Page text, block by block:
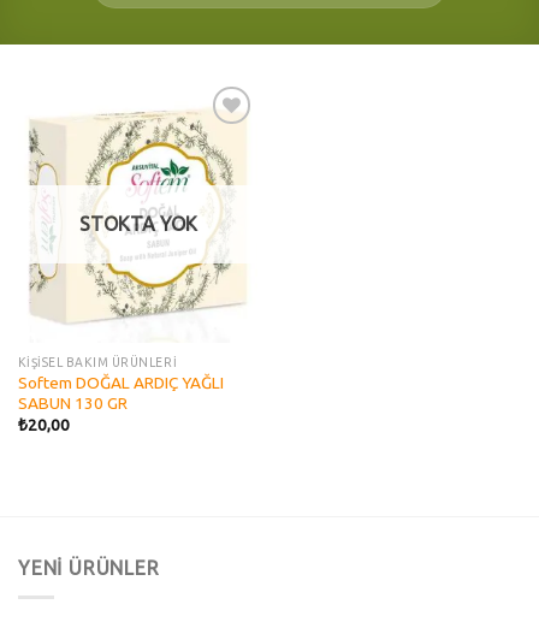
Add to
wishlist
STOKTA YOK
KİŞİSEL BAKIM ÜRÜNLERİ
Softem DOĞAL ARDIÇ YAĞLI
SABUN 130 GR
₺20,00
YENİ ÜRÜNLER